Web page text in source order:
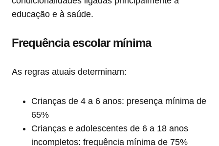
educação e à saúde.
Frequência escolar mínima
As regras atuais determinam:
Crianças de 4 a 6 anos: presença mínima de
65%
Crianças e adolescentes de 6 a 18 anos
incompletos: frequência mínima de 75%